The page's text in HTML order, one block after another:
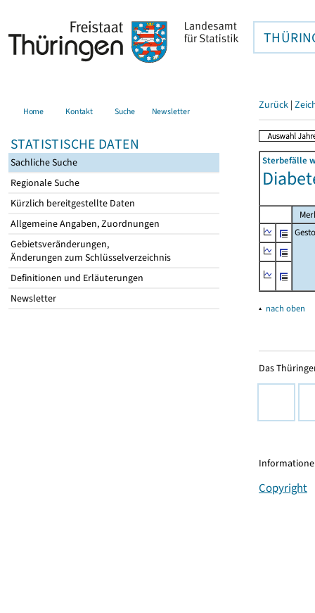
Home Kontakt Suche Newsletter
STATISTISCHE DATEN
Sachliche Suche
Regionale Suche
Kürzlich bereitgestellte Daten
Allgemeine Angaben, Zuordnungen
Gebietsveränderungen,
Änderungen zum Schlüsselverzeichnis
Definitionen und Erläuterungen
Newsletter
Zurück |
Sterbefälle
▴ nach oben
Das
Copyright